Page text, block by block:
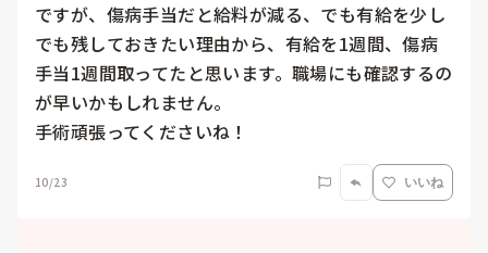
ですが、傷病手当だと給料が減る、でも有給を少し
でも残しておきたい理由から、有給を1週間、傷病
手当1週間取ってたと思います。職場にも確認するの
が早いかもしれません。
手術頑張ってくださいね！
10/23 いいね